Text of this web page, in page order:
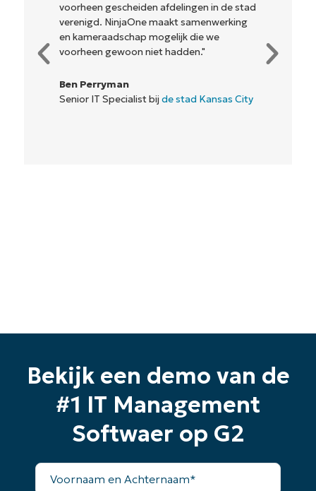
voorheen gescheiden afdelingen in de stad
verenigd. NinjaOne maakt samenwerking
en kameraadschap mogelijk die we
voorheen gewoon niet hadden."
Ben Perryman
Senior IT Specialist bij de stad Kansas City
Bekijk een demo van de
#1 IT Management
Softwaer op G2
Voornaam